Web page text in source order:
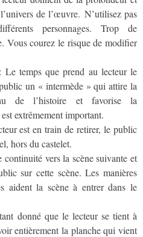
de l’œuvre. N’utilisez pas
personnages. Trop de
Vous courez le risque de modifier
temps que prend au lecteur le
un « intermède » qui attire la
de l’histoire et favorise la
extrêmement important.
est en train de retirer, le public
hors du castelet.
vers la scène suivante et
sur cette scène. Les manières
aident la scène à entrer dans le
donné que le lecteur se tient à
entièrement la planche qui vient